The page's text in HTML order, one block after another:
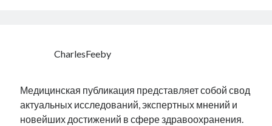
CharlesFeeby
Медицинская публикация представляет собой свод
актуальных исследований, экспертных мнений и
новейших достижений в сфере здравоохранения.